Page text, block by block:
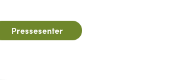
Pressesenter